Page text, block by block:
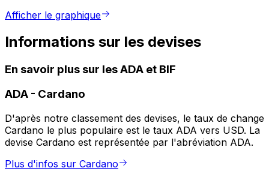
Afficher le graphique
Informations sur les devises
En savoir plus sur les ADA et BIF
ADA - Cardano
D'après notre classement des devises, le taux de change
Cardano le plus populaire est le taux ADA vers USD. La
devise Cardano est représentée par l'abréviation ADA.
Plus d'infos sur Cardano